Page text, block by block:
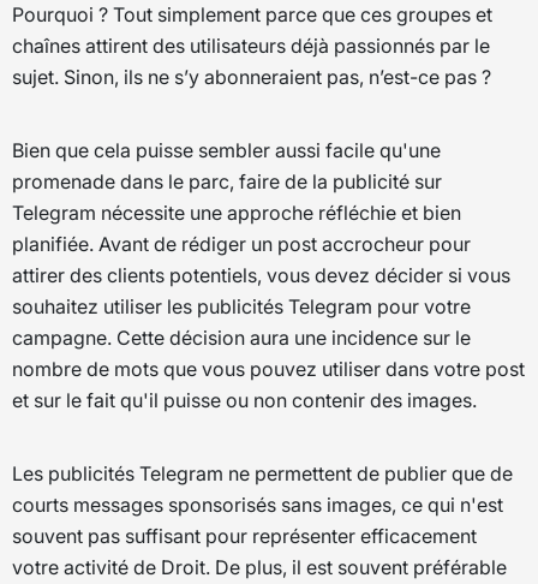
Pourquoi ? Tout simplement parce que ces groupes et
chaînes attirent des utilisateurs déjà passionnés par le
sujet. Sinon, ils ne s’y abonneraient pas, n’est-ce pas ?
Bien que cela puisse sembler aussi facile qu'une
promenade dans le parc, faire de la publicité sur
Telegram nécessite une approche réfléchie et bien
planifiée. Avant de rédiger un post accrocheur pour
attirer des clients potentiels, vous devez décider si vous
souhaitez utiliser les publicités Telegram pour votre
campagne. Cette décision aura une incidence sur le
nombre de mots que vous pouvez utiliser dans votre post
et sur le fait qu'il puisse ou non contenir des images.
Les publicités Telegram ne permettent de publier que de
courts messages sponsorisés sans images, ce qui n'est
souvent pas suffisant pour représenter efficacement
votre activité de Droit. De plus, il est souvent préférable